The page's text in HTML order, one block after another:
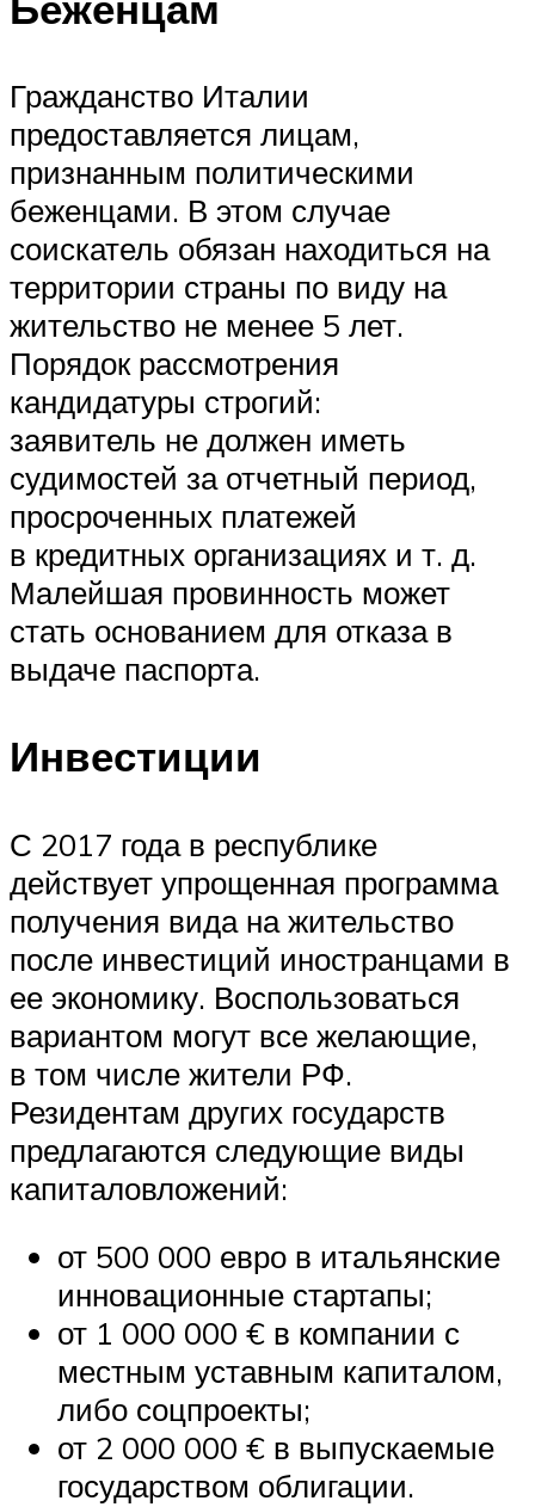
Гражданство Италии
предоставляется лицам,
признанным политическими
беженцами. В этом случае
соискатель обязан находиться на
территории страны по виду на
жительство не менее 5 лет.
Порядок рассмотрения
кандидатуры строгий:
заявитель не должен иметь
судимостей за отчетный период,
просроченных платежей
в кредитных организациях и т. д.
Малейшая провинность может
стать основанием для отказа в
выдаче паспорта.
Инвестиции
С 2017 года в республике
действует упрощенная программа
получения вида на жительство
после инвестиций иностранцами в
ее экономику. Воспользоваться
вариантом могут все желающие,
в том числе жители РФ.
Резидентам других государств
предлагаются следующие виды
капиталовложений:
от 500 000 евро в итальянские
инновационные стартапы;
от 1 000 000 € в компании с
местным уставным капиталом,
либо соцпроекты;
от 2 000 000 € в выпускаемые
государством облигации.